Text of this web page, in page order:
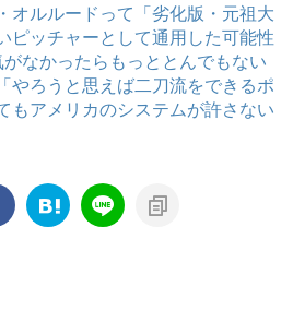
オルルードって「劣化版・元祖大
ピッチャーとして通用した可能性
なかったらもっととんでもない
やろうと思えば二刀流をできるポ
もアメリカのシステムが許さない